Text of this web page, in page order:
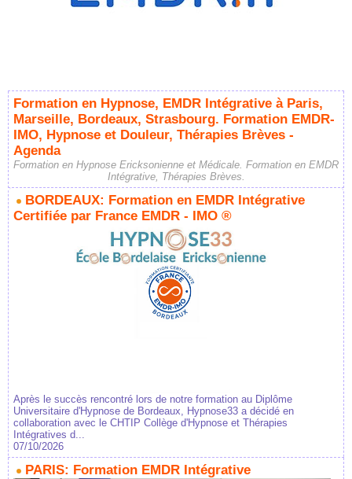
Formation en Hypnose, EMDR Intégrative à Paris,
Marseille, Bordeaux, Strasbourg. Formation EMDR-
IMO, Hypnose et Douleur, Thérapies Brèves -
Agenda
Formation en Hypnose Ericksonienne et Médicale. Formation en EMDR
Intégrative, Thérapies Brèves.
BORDEAUX: Formation en EMDR Intégrative
Certifiée par France EMDR - IMO ®
Après le succès rencontré lors de notre formation au Diplôme
Universitaire d'Hypnose de Bordeaux, Hypnose33 a décidé en
collaboration avec le CHTIP Collège d'Hypnose et Thérapies
Intégratives d...
07/10/2026
PARIS: Formation EMDR Intégrative